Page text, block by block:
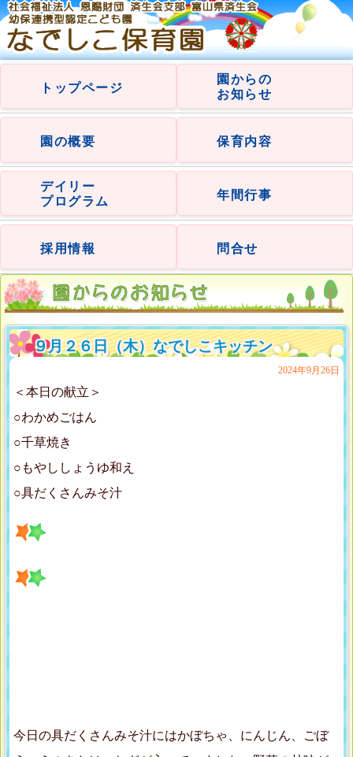
トップページ
園からの
お知らせ
園の概要 保育内容
デイリー
プログラム
年間行事
採用情報 問合せ
９月２６日（木）なでしこキッチン
2024年9月26日
＜本日の献立＞
○わかめごはん
○千草焼き
○もやししょうゆ和え
○具だくさんみそ汁
今日の具だくさんみそ汁にはかぼちゃ、にんじん、ごぼ